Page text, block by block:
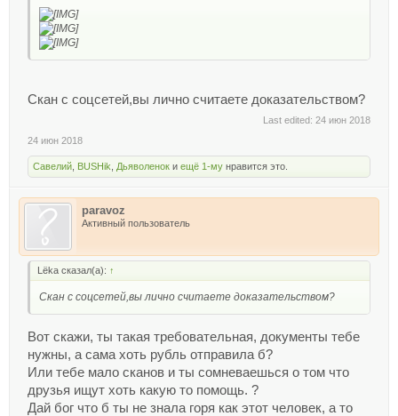
Скан с соцсетей,вы лично считаете доказательством?
Last edited: 24 июн 2018
24 июн 2018
Савелий BUSHik Дьяволенок и ещё 1-му нравится это.
paravoz
Активный пользователь
Lёka сказал(а): ↑
Скан с соцсетей,вы лично считаете доказательством?
Вот скажи, ты такая требовательная, документы тебе
нужны, а сама хоть рубль отправила б?
Или тебе мало сканов и ты сомневаешься о том что
друзья ищут хоть какую то помощь. ?
Дай бог что б ты не знала горя как этот человек, а то